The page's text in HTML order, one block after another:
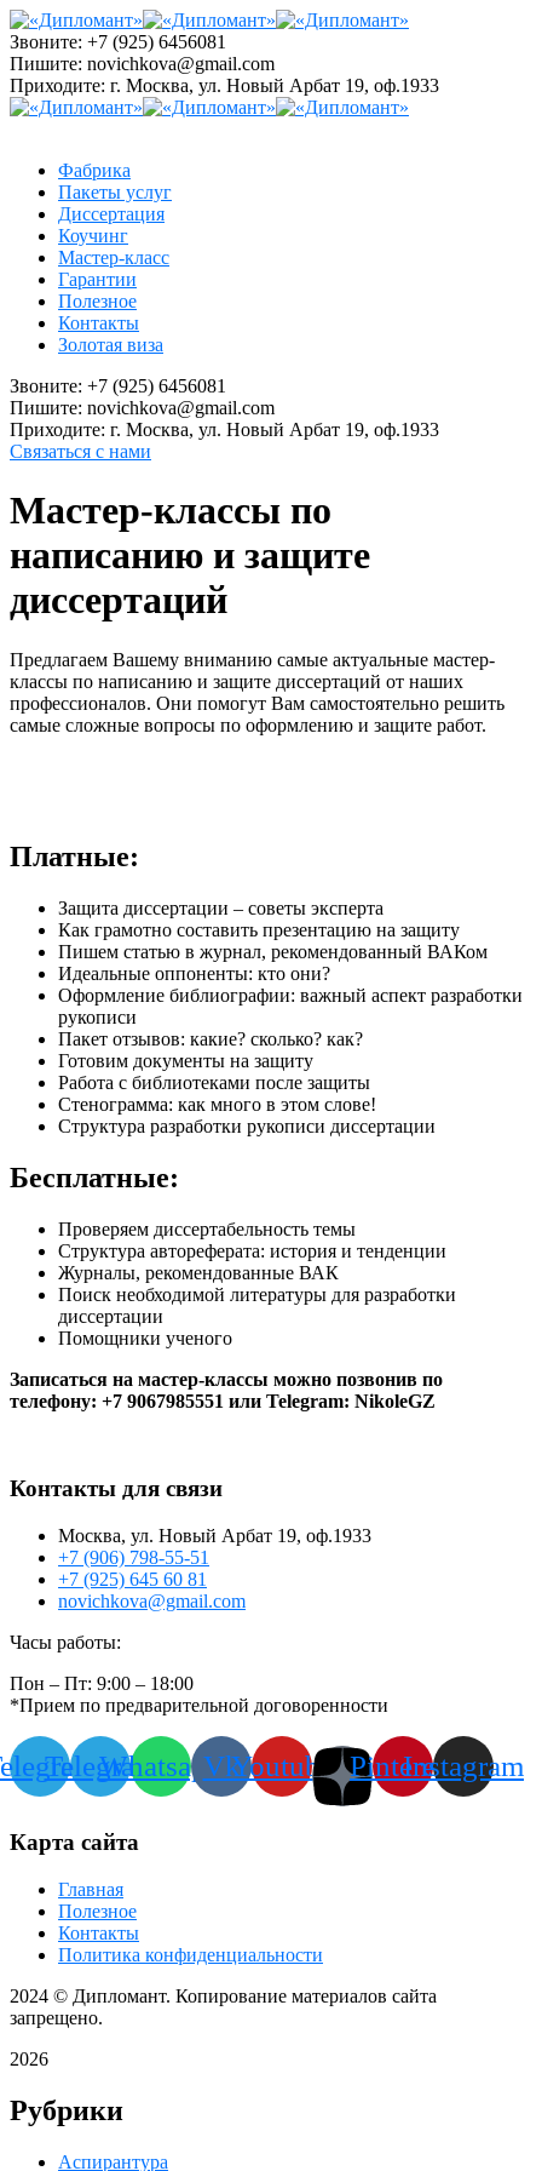
Звоните: +7 (925) 6456081
Пишите: novichkova@gmail.com
Приходите: г. Москва, ул. Новый Арбат 19, оф.1933
Фабрика
Пакеты услуг
Диссертация
Коучинг
Мастер-класс
Гарантии
Полезное
Контакты
Золотая виза
Звоните: +7 (925) 6456081
Пишите: novichkova@gmail.com
Приходите: г. Москва, ул. Новый Арбат 19, оф.1933
Связаться с нами
Мастер-классы по
написанию и защите
диссертаций
Предлагаем Вашему вниманию самые актуальные мастер-
классы по написанию и защите диссертаций от наших
профессионалов. Они помогут Вам самостоятельно решить
самые сложные вопросы по оформлению и защите работ.
Платные:
Защита диссертации – советы эксперта
Как грамотно составить презентацию на защиту
Пишем статью в журнал, рекомендованный ВАКом
Идеальные оппоненты: кто они?
Оформление библиографии: важный аспект разработки
рукописи
Пакет отзывов: какие? сколько? как?
Готовим документы на защиту
Работа с библиотеками после защиты
Стенограмма: как много в этом слове!
Структура разработки рукописи диссертации
Бесплатные:
Проверяем диссертабельность темы
Структура автореферата: история и тенденции
Журналы, рекомендованные ВАК
Поиск необходимой литературы для разработки
диссертации
Помощники ученого
Записаться на мастер-классы можно позвонив по
телефону: +7 9067985551 или Telegram: NikoleGZ
Контакты для связи
Москва, ул. Новый Арбат 19, оф.1933
+7 (906) 798-55-51
+7 (925) 645 60 81
novichkova@gmail.com
Часы работы:
Пон – Пт: 9:00 – 18:00
*Прием по предварительной договоренности
TelegramWhatsappVkYoutube PinterestInstagram
Карта сайта
Главная
Полезное
Контакты
Политика конфиденциальности
2024 © Дипломант. Копирование материалов сайта
запрещено.
2026
Рубрики
Аспирантура